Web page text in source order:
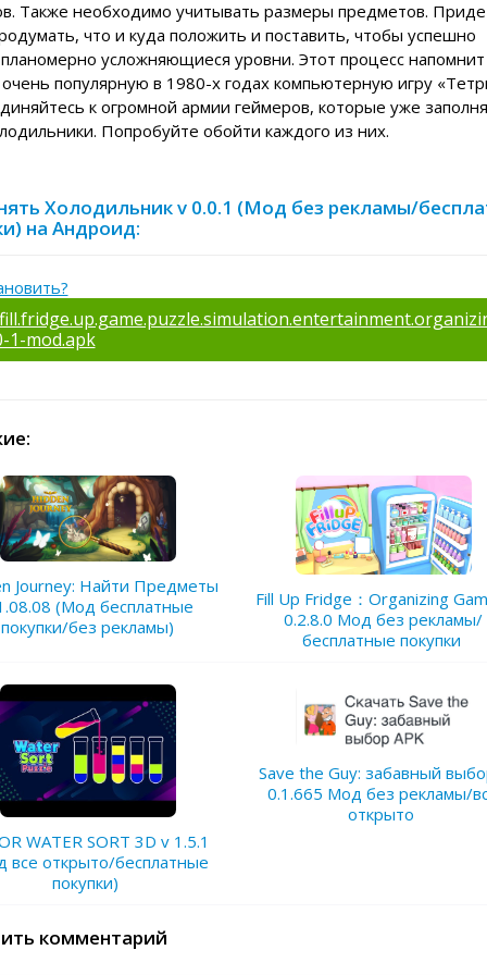
Также необходимо учитывать размеры предметов.
что и куда положить и поставить, чтобы успешно
усложняющиеся уровни. Этот процесс напомнит
популярную в 1980-х годах компьютерную игру
к огромной армии геймеров, которые уже
Попробуйте обойти каждого из них.
Холодильник v 0.0.1 (Мод без рекламы/
на Андроид:
1-mod.apk
Journey: Найти Предметы
(Мод бесплатные
покупки/без рекламы)
Fill Up Fridge：Organizing
0.2.8.0 Мод без рекламы/
бесплатные покупки
WATER SORT 3D v 1.5.1
все открыто/бесплатные
покупки)
Save the Guy: забавный
0.1.665 Мод без рекламы/
открыто
комментарий